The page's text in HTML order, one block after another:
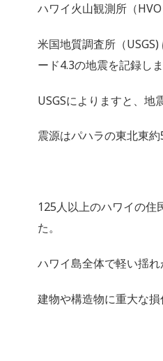
ハワイ火山観測所（HVO
米国地質調査所（
ード4.3の地震を記録しま
USGSによりますと、地
震源はパハラの東北東
125人以上のハワイの住
た。
ハワイ島全体で軽い揺れ
建物や構造物に重大な損